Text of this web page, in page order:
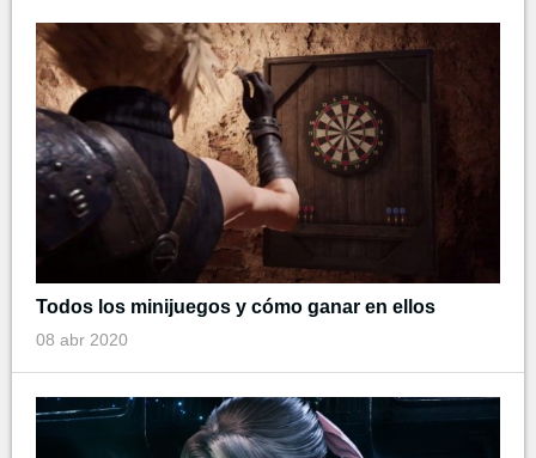
Todos los minijuegos y cómo ganar en ellos
08 abr 2020